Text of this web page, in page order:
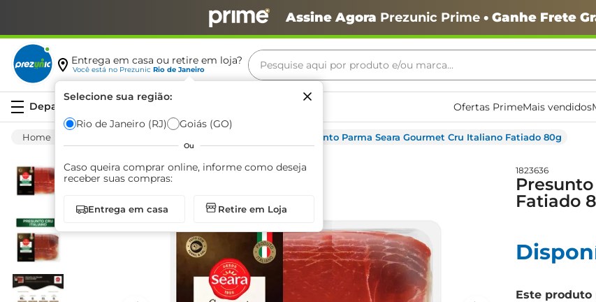
Assine Agora Prezunic Prime• Ganhe Frete
Entrega em casa ou retire em loja?
Você está no Prezunic Rio de Janeiro
Selecione sua região:
Rio de Janeiro (RJ) Goiás (GO)
Ou
Caso queira comprar online, informe como deseja
receber suas compras:
Entrega em casa Retire em Loja
Pesquise aqui por produto e/ou marca...
Ofertas PrimeMais vendidos
Presunto Parma Seara Gourmet Cru Italiano Fatiado 80g
1823636
Fatiado
Este
Termos mais buscados
café
arroz
azeite
biscoito
cerveja